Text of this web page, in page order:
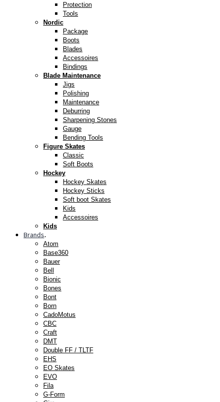
Protection
Tools
Nordic
Package
Boots
Blades
Accessoires
Bindings
Blade Maintenance
Jigs
Polishing
Maintenance
Deburring
Sharpening Stones
Gauge
Bending Tools
Figure Skates
Classic
Soft Boots
Hockey
Hockey Skates
Hockey Sticks
Soft boot Skates
Kids
Accessoires
Kids
Brands.
Atom
Base360
Bauer
Bell
Bionic
Bones
Bont
Born
CadoMotus
CBC
Craft
DMT
Double FF / TLTF
EHS
EO Skates
EVO
Fila
G-Form